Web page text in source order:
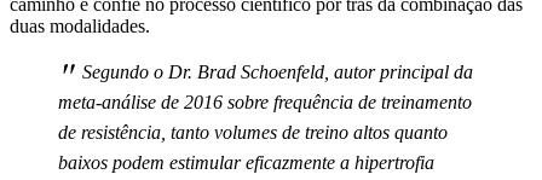
duas modalidades.
" Segundo o Dr. Brad Schoenfeld, autor principal da
meta-análise de 2016 sobre frequência de treinamento
de resistência, tanto volumes de treino altos quanto
baixos podem estimular eficazmente a hipertrofia